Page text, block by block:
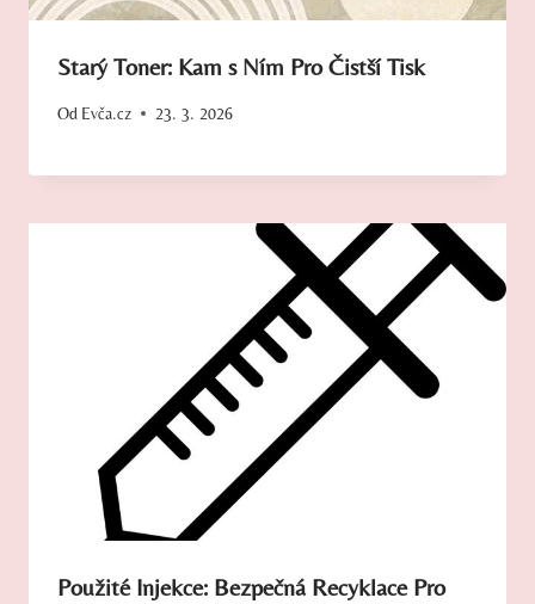
Starý Toner: Kam s Ním Pro Čistší Tisk
Od Evča.cz 23. 3. 2026
Použité Injekce: Bezpečná Recyklace Pro